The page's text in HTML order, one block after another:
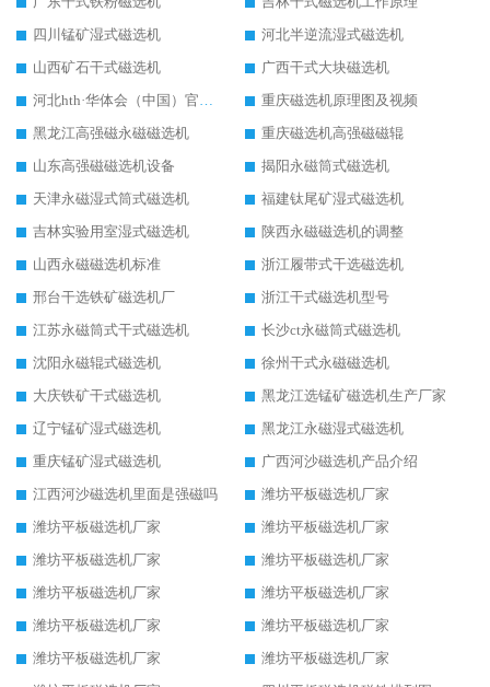
四川锰矿湿式磁选机
河北半逆流湿式磁选机
山西矿石干式磁选机
广西干式大块磁选机
河北hth·华体会（中国）官方网站-hth.com 工作视频
重庆磁选机原理图及视频
黑龙江高强磁永磁磁选机
重庆磁选机高强磁磁辊
山东高强磁磁选机设备
揭阳永磁筒式磁选机
天津永磁湿式筒式磁选机
福建钛尾矿湿式磁选机
吉林实验用室湿式磁选机
陕西永磁磁选机的调整
山西永磁磁选机标准
浙江履带式干选磁选机
邢台干选铁矿磁选机厂
浙江干式磁选机型号
江苏永磁筒式干式磁选机
长沙ct永磁筒式磁选机
沈阳永磁辊式磁选机
徐州干式永磁磁选机
大庆铁矿干式磁选机
黑龙江选锰矿磁选机生产厂家
辽宁锰矿湿式磁选机
黑龙江永磁湿式磁选机
重庆锰矿湿式磁选机
广西河沙磁选机产品介绍
江西河沙磁选机里面是强磁吗
潍坊平板磁选机厂家
潍坊平板磁选机厂家
潍坊平板磁选机厂家
潍坊平板磁选机厂家
潍坊平板磁选机厂家
潍坊平板磁选机厂家
潍坊平板磁选机厂家
潍坊平板磁选机厂家
潍坊平板磁选机厂家
潍坊平板磁选机厂家
潍坊平板磁选机厂家